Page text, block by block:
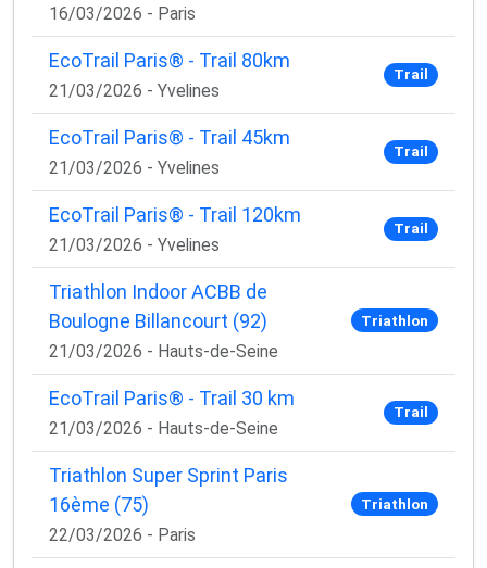
16/03/2026 - Paris
EcoTrail Paris® - Trail 80km
21/03/2026 - Yvelines
Trail
EcoTrail Paris® - Trail 45km
21/03/2026 - Yvelines
Trail
EcoTrail Paris® - Trail 120km
21/03/2026 - Yvelines
Trail
Triathlon Indoor ACBB de
Boulogne Billancourt (92)
21/03/2026 - Hauts-de-Seine
Triathlon
EcoTrail Paris® - Trail 30 km
21/03/2026 - Hauts-de-Seine
Trail
Triathlon Super Sprint Paris
16ème (75)
22/03/2026 - Paris
Triathlon